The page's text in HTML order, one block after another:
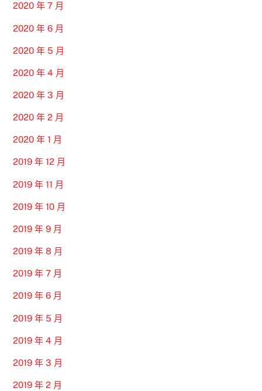
2020 年 7 月
2020 年 6 月
2020 年 5 月
2020 年 4 月
2020 年 3 月
2020 年 2 月
2020 年 1 月
2019 年 12 月
2019 年 11 月
2019 年 10 月
2019 年 9 月
2019 年 8 月
2019 年 7 月
2019 年 6 月
2019 年 5 月
2019 年 4 月
2019 年 3 月
2019 年 2 月